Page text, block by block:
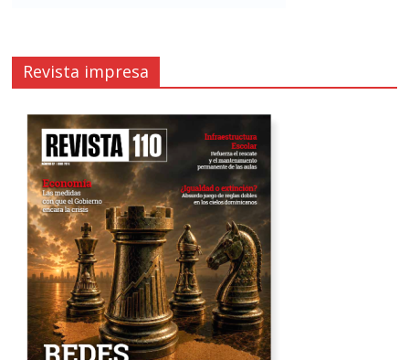
Revista impresa